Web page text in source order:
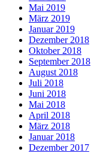
Mai 2019
März 2019
Januar 2019
Dezember 2018
Oktober 2018
September 2018
August 2018
Juli 2018
Juni 2018
Mai 2018
April 2018
März 2018
Januar 2018
Dezember 2017